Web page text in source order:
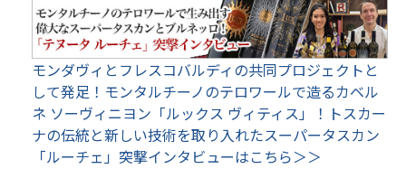
モンダヴィとフレスコバルディの共同プロジェクトと
して発足！モンタルチーノのテロワールで造るカベル
ネ ソーヴィニヨン「ルックス ヴィティス」！トスカー
ナの伝統と新しい技術を取り入れたスーパータスカン
「ルーチェ」突撃インタビューはこちら＞＞